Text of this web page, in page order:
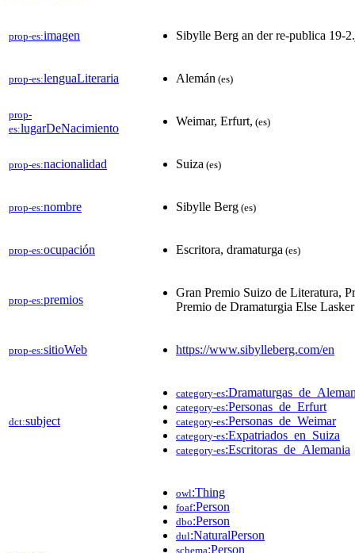
prop-es:imagen Sibylle Berg an der re-publica 19-
prop-es:lenguaLiteraria Alemán (es)
prop-
es:lugarDeNacimiento
Weimar, Erfurt, (es)
prop-es:nacionalidad Suiza (es)
prop-es:nombre Sibylle Berg (es)
prop-es:ocupación Escritora, dramaturga (es)
prop-es:premios
Gran Premio Suizo de Literatura,
Premio de Dramaturgia Else
prop-es:sitioWeb https://www.sibylleberg.com/en
dct:subject
category-es
category-es:Personas_de_Erfurt
category-es:Personas_de_Weimar
category-es:Expatriados_en_Suiza
category-es:Escritoras_de_Alemania
owl:Thing
foaf:Person
dbo:Person
dul:NaturalPerson
schema:Person